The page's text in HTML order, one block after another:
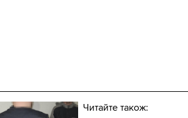
Читайте також: